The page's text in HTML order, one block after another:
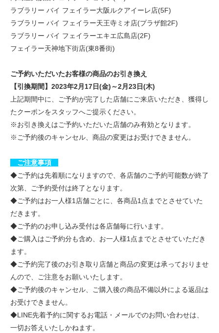
ラブラリー バイ フェイラー大阪ルクアイーレ店(5F)
ラブラリー バイ フェイラー天王寺ミオ店(プラザ館2F)
ラブラリー バイ フェイラーエキエ広島店(2F)
フェイラー天神地下街店(東8番街)
ご予約いただいたお客様の商品のお引き換え
【引換期間】2023年2月17日(金)～2月23日(木)
上記期間中に、ご予約が完了した店舗にご来店いただき、獲得し
たクーポンをスタッフへご提示ください。
※お引き換えはご予約いただいた店舗のみ有効となります。
※ご予約後のキャンセル、商品の変更はお受けできません。
ご注意事項
◆ご予約は先着順になりますので、各店舗のご予約可能数が終了
次第、ご予約受付は終了となります。
◆ご予約はお一人様1店舗ごとに、各商品1点までとさせていた
だきます。
◆ご予約のお申し込み受付は各店舗毎に行います。
◆ご購入はご予約分も含め、お一人様1点までとさせていただき
ます。
◆ご予約完了後のお引き取り店舗と商品の変更は承っておりませ
んので、ご注意をお願いいたします。
◆ご予約後のキャンセル、ご購入後の商品不備以外による返品は
お受けできません。
◆LINE先着予約に関するお電話・メールでのお問い合わせは、
一切お答えいたしかねます。